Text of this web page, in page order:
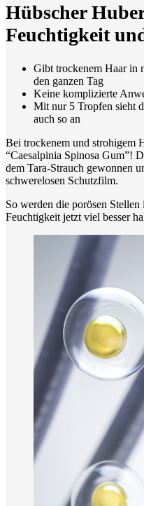
Hübscher
Feuchtigkeit
Gibt trockenem Haar in
den ganzen Tag
Keine komplizierte
Mit nur 5 Tropfen sieht
auch so an
Bei trockenem und strohigem
“Caesalpinia Spinosa Gum”!
dem Tara-Strauch gewonnen
schwerelosen Schutzfilm.
So werden die porösen
Feuchtigkeit jetzt viel besser